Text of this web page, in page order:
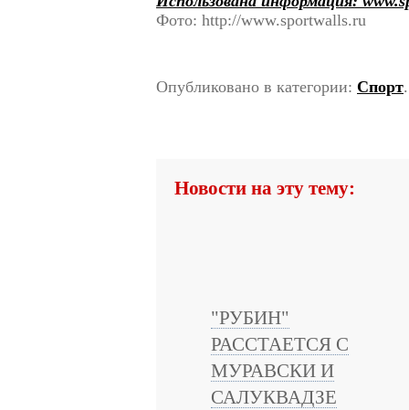
Фото: http://www.sportwalls.ru
Опубликовано в категории: Спорт
Новости на эту тему:
"РУБИН"
РАССТАЕТСЯ С
МУРАВСКИ И
САЛУКВАДЗЕ